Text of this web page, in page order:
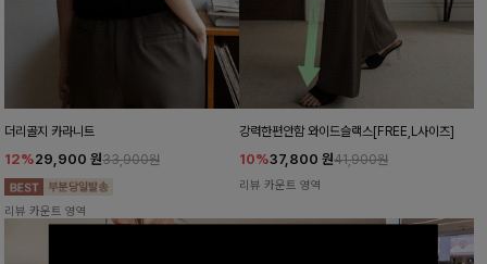
더리골지 카라니트
12%29,900 원33,900원
리뷰 카운트 영역
강력한편안함 와이드슬랙스[FREE,L사이즈]
10%37,800 원41,900원
리뷰 카운트 영역